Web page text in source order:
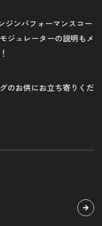
ジンパフォーマンスコー
ジュレーターの説明もメ
のお供にお立ち寄りくだ